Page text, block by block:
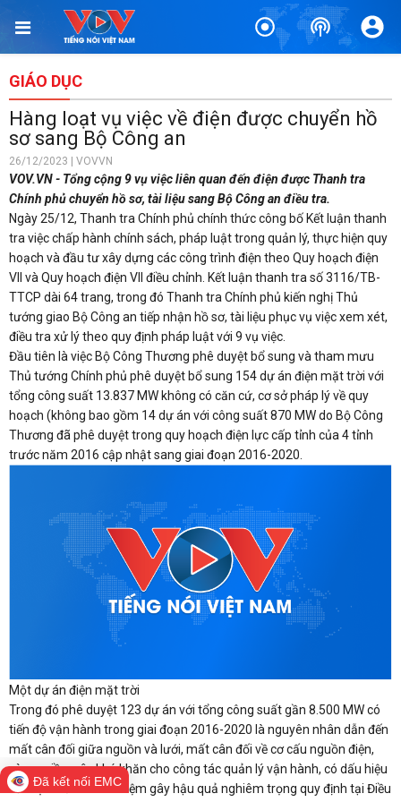
GIÁO DỤC
Hàng loạt vụ việc về điện được chuyển hồ
sơ sang Bộ Công an
26/12/2023 | VOVVN
VOV.VN - Tổng cộng 9 vụ việc liên quan đến điện được Thanh tra
Chính phủ chuyển hồ sơ, tài liệu sang Bộ Công an điều tra.
Ngày 25/12, Thanh tra Chính phủ chính thức công bố Kết luận thanh
tra việc chấp hành chính sách, pháp luật trong quản lý, thực hiện quy
hoạch và đầu tư xây dựng các công trình điện theo Quy hoạch điện
VII và Quy hoạch điện VII điều chỉnh. Kết luận thanh tra số 3116/TB-
TTCP dài 64 trang, trong đó Thanh tra Chính phủ kiến nghị Thủ
tướng giao Bộ Công an tiếp nhận hồ sơ, tài liệu phục vụ việc xem xét,
điều tra xử lý theo quy định pháp luật với 9 vụ việc.
Đầu tiên là việc Bộ Công Thương phê duyệt bổ sung và tham mưu
Thủ tướng Chính phủ phê duyệt bổ sung 154 dự án điện mặt trời với
tổng công suất 13.837 MW không có căn cứ, cơ sở pháp lý về quy
hoạch (không bao gồm 14 dự án với công suất 870 MW do Bộ Công
Thương đã phê duyệt trong quy hoạch điện lực cấp tỉnh của 4 tỉnh
trước năm 2016 cập nhật sang giai đoạn 2016-2020.
Một dự án điện mặt trời
Trong đó phê duyệt 123 dự án với tổng công suất gần 8.500 MW có
tiến độ vận hành trong giai đoạn 2016-2020 là nguyên nhân dẫn đến
mất cân đối giữa nguồn và lưới, mất cân đối về cơ cấu nguồn điện,
vùng miền, gây khó khăn cho công tác quản lý vận hành, có dấu hiệu
của tội thiếu trách nhiệm gây hậu quả nghiêm trọng quy định tại Điều
Đã kết nối EMC